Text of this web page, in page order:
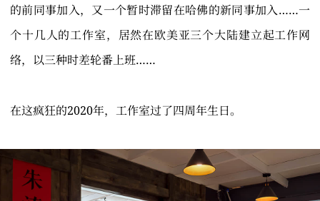
的前同事加入，又一个暂时滞留在哈佛的新同事加入……一
个十几人的工作室，居然在欧美亚三个大陆建立起工作网
络，以三种时差轮番上班……
在这疯狂的2020年，工作室过了四周年生日。